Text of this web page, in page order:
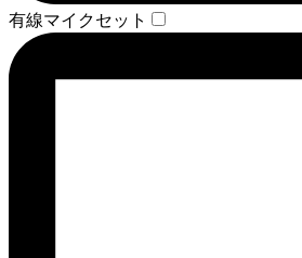
有線マイクセット